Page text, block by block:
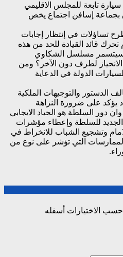
تابعة للمجلس الاقليمي
بجماعة إسافن اجتماع يخص
تساؤلات في إنتظار إجابات
قائد القيادة للحد من هذه
سيتسمر مسلسل الشكاوي
الانحياز لطرف دون الآخر؟ ومن
الدولة في الدعاية
الدستور والتوجيهات الملكية
يؤكد على ضرورة النزاهة
وان دور السلطة هو الحياد الايجابي
للسلطة وإعطاء مؤشرات
وتشجيع الشباب للانخراط في
الممارسات التي تؤشر على نوع من
الاختيارات أسفله